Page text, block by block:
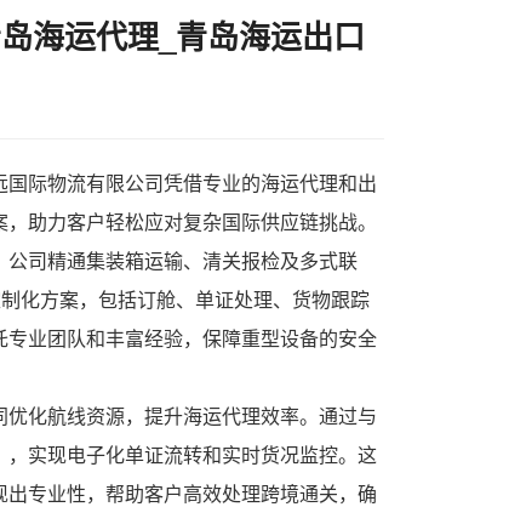
海运代理_青岛海运出口
国际物流有限公司凭借专业的海运代理和出
助力客户轻松应对复杂国际供应链挑战。
司精通集装箱运输、清关报检及多式联
化方案，包括订舱、单证处理、货物跟踪
业团队和丰富经验，保障重型设备的安全
化航线资源，提升海运代理效率。通过与
实现电子化单证流转和实时货况监控。这
专业性，帮助客户高效处理跨境通关，确